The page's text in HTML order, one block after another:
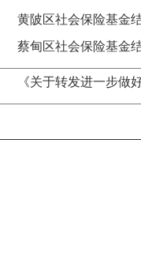
黄陂区社会保险基金
蔡甸区社会保险基金
《关于转发进一步做